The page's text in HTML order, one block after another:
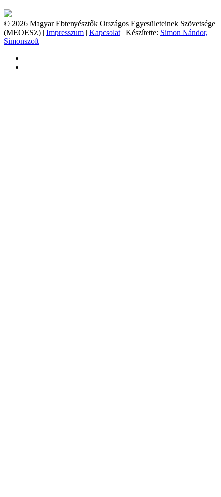
© 2026 Magyar Ebtenyésztők Országos Egyesületeinek Szövetsége
(MEOESZ) | Impresszum | Kapcsolat | Készítette: Simon Nándor,
Simonszoft